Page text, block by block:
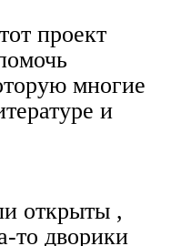
проект
многие
и
открыты ,
то дворики